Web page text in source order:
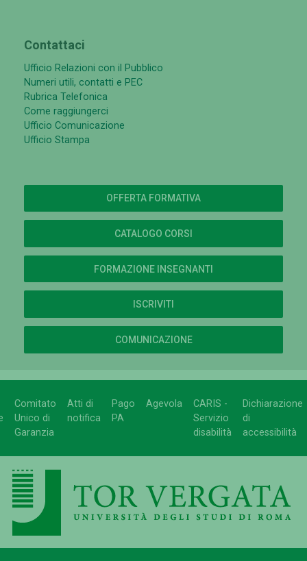
Contattaci
Ufficio Relazioni con il Pubblico
Numeri utili, contatti e PEC
Rubrica Telefonica
Come raggiungerci
Ufficio Comunicazione
Ufficio Stampa
OFFERTA FORMATIVA
CATALOGO CORSI
FORMAZIONE INSEGNANTI
ISCRIVITI
COMUNICAZIONE
Comitato
Unico di
Garanzia
Atti di
notifica
Pago
PA
Agevola
CARIS -
Servizio
disabilità
Dichiarazione
di
accessibilità